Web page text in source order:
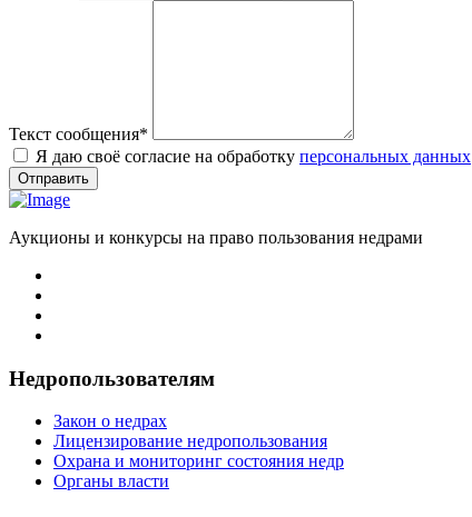
Текст сообщения*
Я даю своё согласие на обработку персональных данных
Отправить
Аукционы и конкурсы на право пользования недрами
Недропользователям
Закон о недрах
Лицензирование недропользования
Охрана и мониторинг состояния недр
Органы власти